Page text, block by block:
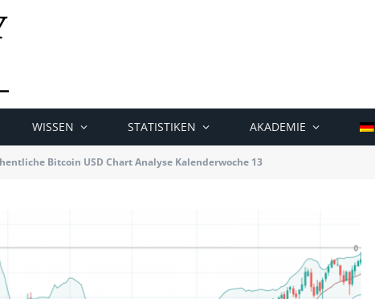
WISSEN STATISTIKEN AKADEMIE
Bitcoin USD Chart Analyse Kalenderwoche 13